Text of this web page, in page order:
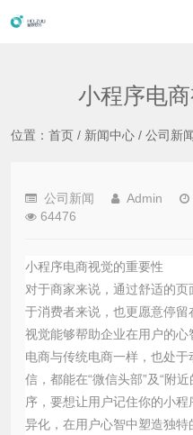
小程序电
位置： 首页 / 新闻中心 / 公司新
公司新闻 Admin
64476
小程序电商视觉的重要性
对于商家来说，通过舒适的
于消费者来说，也更愿意停留
视觉能够帮助企业在用户的
电商与传统电商一样，也处
信，都能在“微信头部”及“附
序，要想让用户记住你的小
异化，在用户心智中塑造独特